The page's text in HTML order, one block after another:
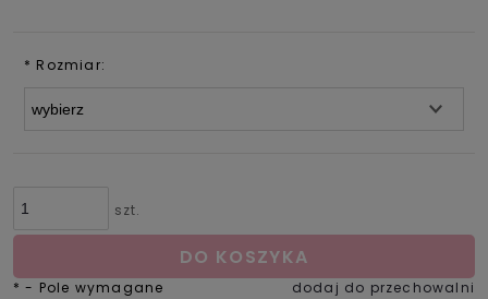
* Rozmiar:
szt.
DO KOSZYKA
dodaj do przechowalni
* - Pole wymagane